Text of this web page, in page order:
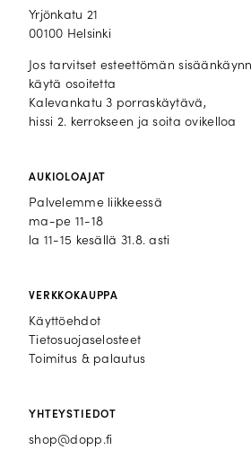
Yrjönkatu 21
00100 Helsinki
Jos tarvitset esteettömän
käytä osoitetta
Kalevankatu 3 porraskäytävä,
hissi 2. kerrokseen ja soita ovikelloa
AUKIOLOAJAT
Palvelemme liikkeessä
ma-pe 11-18
la 11-15 kesällä 31.8. asti
VERKKOKAUPPA
Käyttöehdot
Tietosuojaselosteet
Toimitus & palautus
YHTEYSTIEDOT
shop@dopp.fi